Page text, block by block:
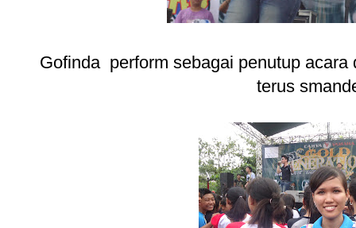
Gofinda perform sebagai penutup
terus